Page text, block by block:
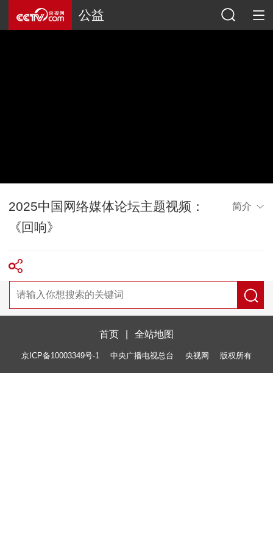
公益
2025中国网络媒体论坛主题视频：
《回响》
简介
首页 全站地图
京ICP备10003349号-1 中央广播电视总台 央视网 版权所有